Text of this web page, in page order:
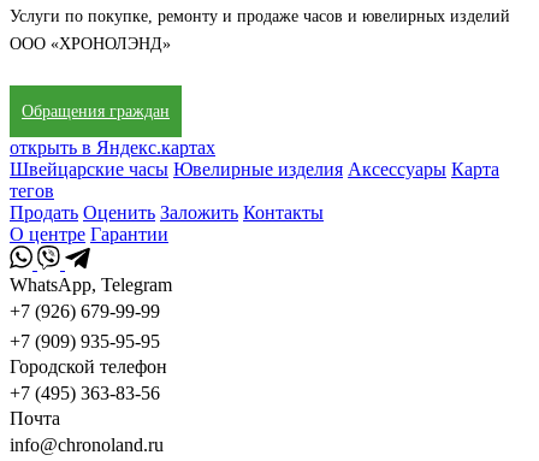
Услуги по покупке, ремонту и продаже часов и ювелирных изделий
ООО «ХРОНОЛЭНД»
Обращения граждан
открыть в Яндекс.картах
Швейцарские часы Ювелирные изделия Аксессуары Карта
тегов
Продать Оценить Заложить Контакты
О центре Гарантии
WhatsApp, Telegram
+7 (926) 679-99-99
+7 (909) 935-95-95
Городской телефон
+7 (495) 363-83-56
Почта
info@chronoland.ru